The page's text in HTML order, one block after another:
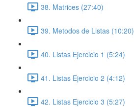
38. Matrices (27:40)
39. Metodos de Listas (10:20)
40. Listas Ejercicio 1 (5:24)
41. Listas Ejercicio 2 (4:12)
42. Listas Ejercicio 3 (5:27)